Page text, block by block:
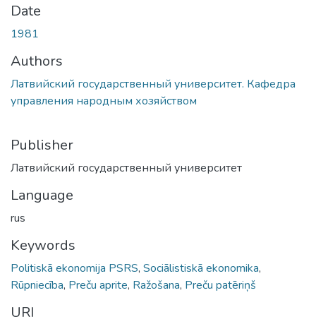
Date
1981
Authors
Латвийский государственный университет. Кафедра
управления народным хозяйством
Publisher
Латвийский государственный университет
Language
rus
Keywords
Politiskā ekonomija PSRS, Sociālistiskā ekonomika,
Rūpniecība, Preču aprite, Ražošana, Preču patēriņš
URI